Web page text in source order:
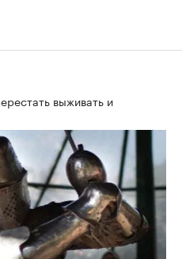
выживать и